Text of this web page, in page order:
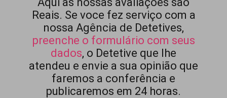
Reais. Se voce fez serviço com a
nossa Agência de Detetives,
preenche o formulário com seus
dados, o Detetive que lhe
atendeu e envie a sua opinião que
faremos a conferência e
publicaremos em 24 horas.